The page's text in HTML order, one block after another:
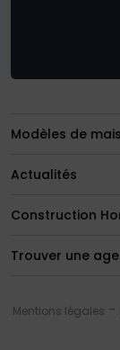
Modèles de
Actualités
Construction
Trouver une
Mentions légales